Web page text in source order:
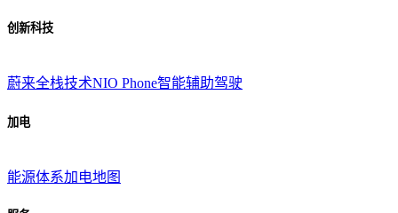
创新科技
蔚来全栈技术NIO Phone智能辅助驾驶
加电
能源体系加电地图